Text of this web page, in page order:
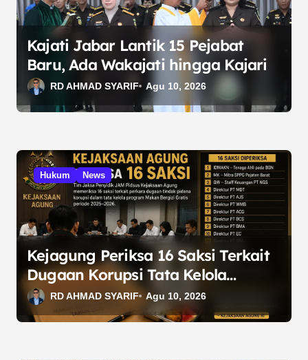
o
s
Kajati Jabar Lantik 15 Pejabat
Baru, Ada Wakajati hingga Kajari
RD AHMAD SYARIF Agu 10, 2026
Hukum News
Kejagung Periksa 16 Saksi Terkait
Dugaan Korupsi Tata Kelola
Program MBG
RD AHMAD SYARIF Agu 10, 2026